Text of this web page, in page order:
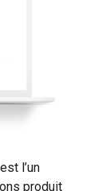
l’un
produit